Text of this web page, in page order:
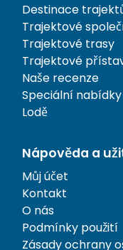
Destinace
Trajektové
Trajektové trasy
Trajektové
Naše recenze
Speciální nabídky
Lodě
Nápověda a
Můj účet
Kontakt
O nás
Podmínky použití
Zásady ochrany